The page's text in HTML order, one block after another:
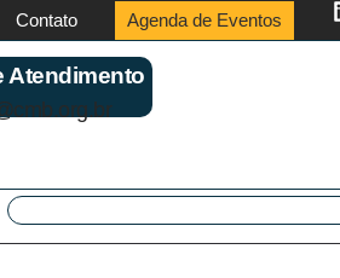
Contato Agenda de Eventos
Atendimento